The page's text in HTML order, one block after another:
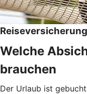
Welche
brauchen
Der Urlaub ist